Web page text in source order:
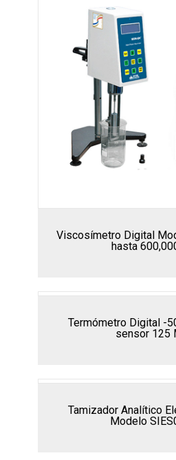
Viscosímetro Digital
hasta
Termómetro Digital -
sensor 125
Tamizador Analítico
Modelo